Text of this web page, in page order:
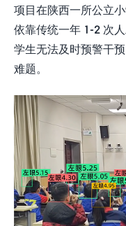
项目在陕西一所公立
依靠传统一年 1-2 次
学生无法及时预警干
难题。